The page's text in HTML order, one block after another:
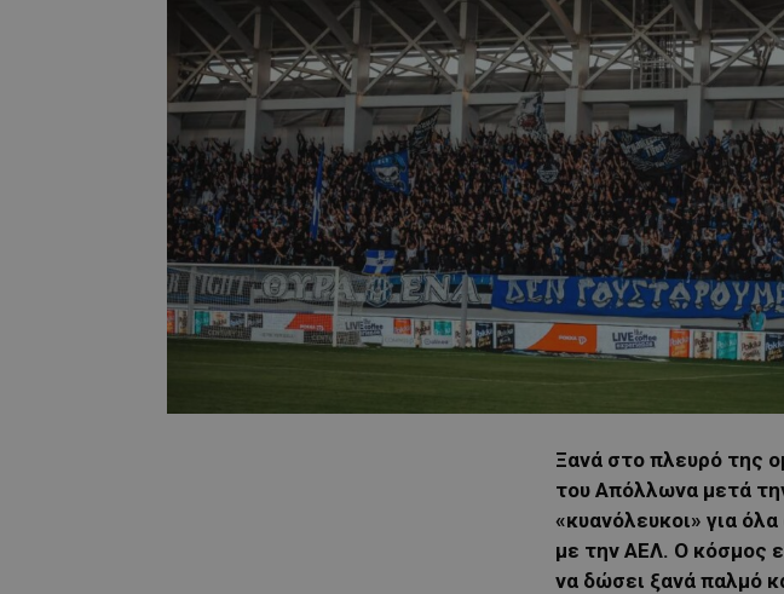
Ξανά στο πλευρό της
του Απόλλωνα μετά
«κυανόλευκοι» για
με την ΑΕΛ. Ο κόσμος
να δώσει ξανά παλμό